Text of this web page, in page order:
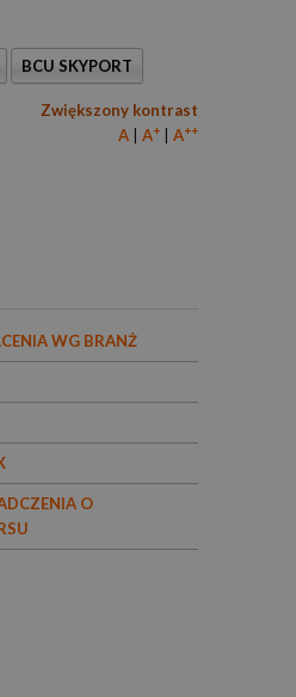
BCU SKYPORT
Zwiększony kontrast
A
A+ A++
WG BRANŻ
O